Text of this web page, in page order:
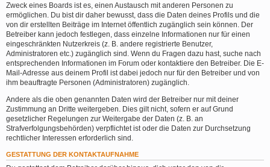
Zweck eines Boards ist es, einen Austausch mit anderen Personen zu
ermöglichen. Du bist dir daher bewusst, dass die Daten deines Profils und die
von dir erstellten Beiträge im Internet öffentlich zugänglich sein können. Der
Betreiber kann jedoch festlegen, dass einzelne Informationen nur für einen
eingeschränkten Nutzerkreis (z. B. andere registrierte Benutzer,
Administratoren etc.) zugänglich sind. Wenn du Fragen dazu hast, suche nach
entsprechenden Informationen im Forum oder kontaktiere den Betreiber. Die E-
Mail-Adresse aus deinem Profil ist dabei jedoch nur für den Betreiber und von
ihm beauftragte Personen (Administratoren) zugänglich.
Andere als die oben genannten Daten wird der Betreiber nur mit deiner
Zustimmung an Dritte weitergeben. Dies gilt nicht, sofern er auf Grund
gesetzlicher Regelungen zur Weitergabe der Daten (z. B. an
Strafverfolgungsbehörden) verpflichtet ist oder die Daten zur Durchsetzung
rechtlicher Interessen erforderlich sind.
GESTATTUNG DER KONTAKTAUFNAHME